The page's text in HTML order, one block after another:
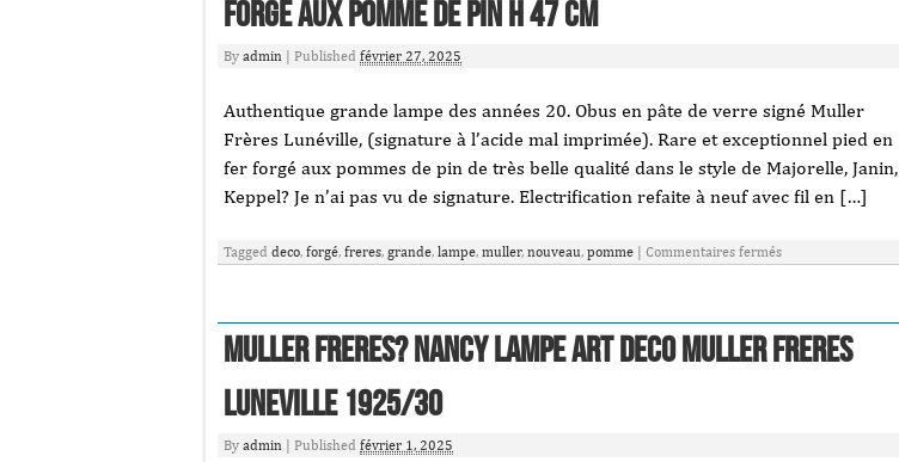
forgé aux pomme de pin H 47 cm
By admin Published février 27, 2025
Authentique grande lampe des années 20. Obus en pâte de verre signé Muller
Frères Lunéville, (signature à l’acide mal imprimée). Rare et exceptionnel pied en
fer forgé aux pommes de pin de très belle qualité dans le style de Majorelle, Janin,
Keppel? Je n’ai pas vu de signature. Electrification refaite à neuf avec fil en […]
Tagged deco, forgé, freres, grande, lampe, muller, nouveau, pomme Commentaires fermés
MULLER FRERES? NANCY Lampe ART DECO MULLER FRERES
LUNEVILLE 1925/30
By admin Published février 1, 2025